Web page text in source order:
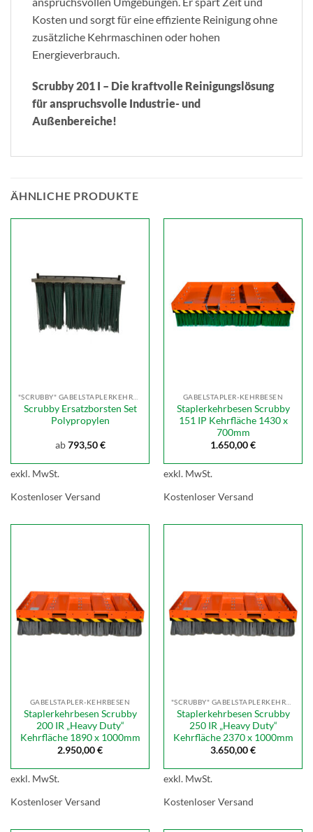
Kosten und sorgt für eine effiziente Reinigung ohne
zusätzliche Kehrmaschinen oder hohen
Energieverbrauch.
Scrubby 201 I – Die kraftvolle Reinigungslösung
für anspruchsvolle Industrie- und
Außenbereiche!
ÄHNLICHE PRODUKTE
Scrubby Ersatzborsten Set
Polypropylen
ab793,50€
exkl. MwSt.
Kostenloser Versand
GABELSTAPLER-KEHRBESEN
Staplerkehrbesen Scrubby
151 IP Kehrfläche 1430 x
700mm
1.650,00€
exkl. MwSt.
Kostenloser Versand
GABELSTAPLER-KEHRBESEN
Staplerkehrbesen Scrubby
200 IR „Heavy Duty“
Kehrfläche 1890 x 1000mm
2.950,00€
exkl. MwSt.
Kostenloser Versand
Staplerkehrbesen Scrubby
250 IR „Heavy Duty“
Kehrfläche 2370 x 1000mm
3.650,00€
exkl. MwSt.
Kostenloser Versand